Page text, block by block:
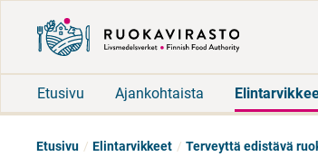
Etusivu Ajankohtaista
Etusivu Elintarvikkeet Terveyttä edistävä